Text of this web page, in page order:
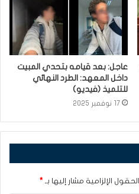
عاجل: بعد قيامه بتحدي المبيت
داخل المعهد: الطرد النهائي
للتلميذ (فيديو)
17 نوفمبر 2025
الحقول الإلزامية مشار إليها بـ *